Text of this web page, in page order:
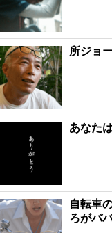
所ジ
あなた
自転車
ろがバ